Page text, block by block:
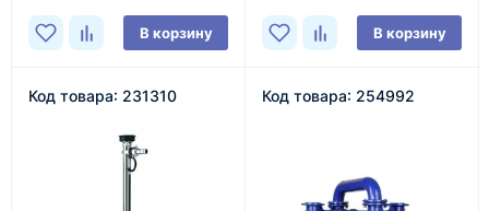
В корзину В корзину
Код товара: 231310 Код товара: 254992